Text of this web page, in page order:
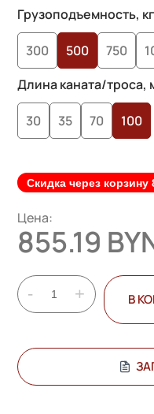
основе
пользователей
Грузоподъемность, кг
300 500 750
Длина каната/троса,
30 35 70 100
Скидка через корзину
Цена:
855.19
- + В